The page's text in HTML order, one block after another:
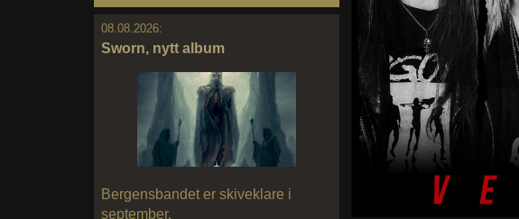
08.08.2026:
Sworn, nytt album
Bergensbandet er skiveklare i
september.